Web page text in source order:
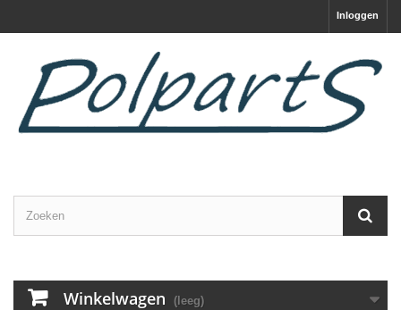
Inloggen
Winkelwagen (leeg)